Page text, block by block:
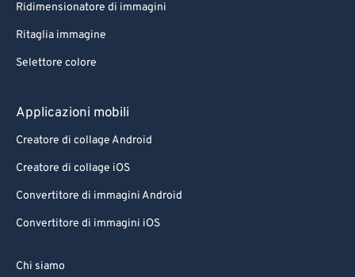
Ridimensionatore di immagini
Ritaglia immagine
Selettore colore
Applicazioni mobili
Creatore di collage Android
Creatore di collage iOS
Convertitore di immagini Android
Convertitore di immagini iOS
Chi siamo